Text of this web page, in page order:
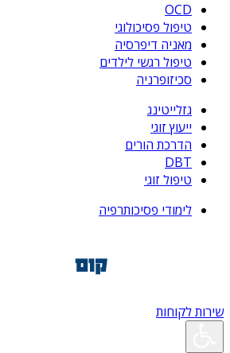
OCD
טיפול פסיכולוגי
מאניה דיפרסיה
טיפול רגשי לילדים
סכיזופרניה
גזלייטינג
ייעוץ זוגי
הדרכת הורים
DBT
טיפול זוגי
לימודי פסיכותרפיה
שירות לקוחות